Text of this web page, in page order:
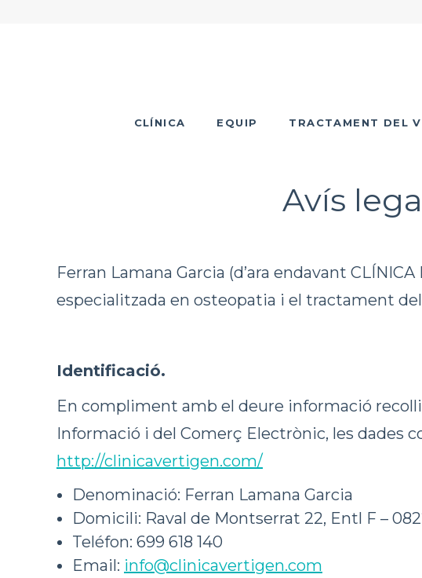
CLÍNICA EQUIP TRACTAMENT DEL
Avís
Ferran Lamana Garcia (d’ara endavant
especialitzada en osteopatia i el tractament
Identificació.
En compliment amb el deure informació recollit
Informació i del Comerç Electrònic, les dades
http://clinicavertigen.com/
Denominació: Ferran Lamana Garcia
Domicili: Raval de Montserrat 22, Entl F –
Teléfon: 699 618 140
Email: info@clinicavertigen.com